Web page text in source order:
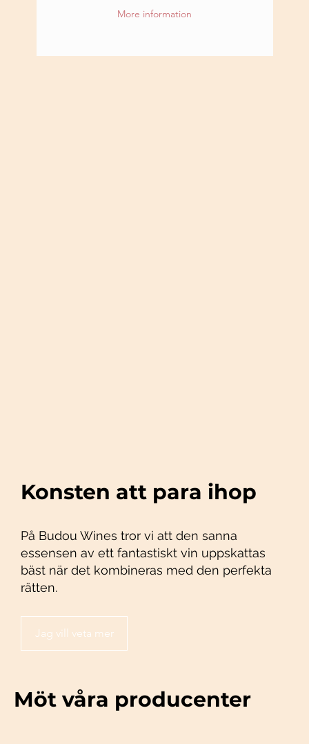
More information
Konsten att para ihop
På Budou Wines tror vi att den sanna
essensen av ett fantastiskt vin uppskattas
bäst när det kombineras med den perfekta
rätten.
Jag vill veta mer
Möt våra producenter